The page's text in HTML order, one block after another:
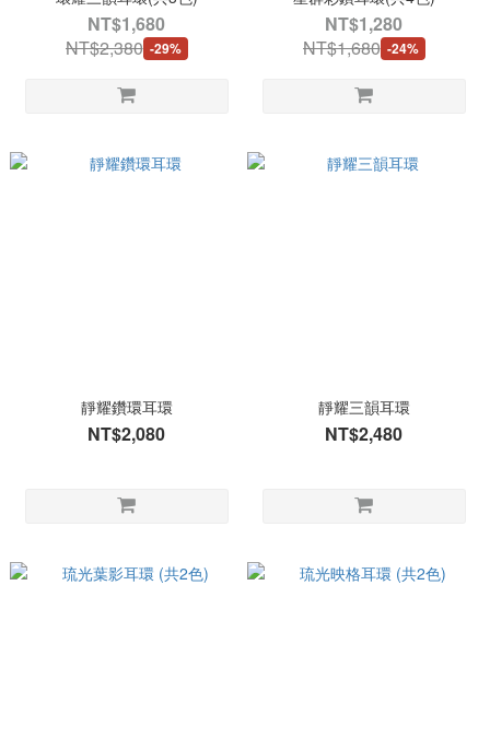
NT$1,680
NT$2,380 -29%
NT$1,280
NT$1,680 -24%
靜耀鑽環耳環
NT$2,080
靜耀三韻耳環
NT$2,480